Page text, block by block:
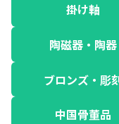
掛け軸
陶磁器・陶器
ブロンズ・彫
中国骨董品